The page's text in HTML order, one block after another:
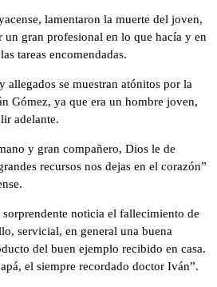
lamentaron la muerte del joven,
un gran profesional en lo que hacía y en
tareas encomendadas.
allegados se muestran atónitos por la
Gómez, ya que era un hombre joven,
adelante.
y gran compañero, Dios le de
recursos nos dejas en el corazón”
noticia el fallecimiento de
servicial, en general una buena
del buen ejemplo recibido en casa.
el siempre recordado doctor Iván”.